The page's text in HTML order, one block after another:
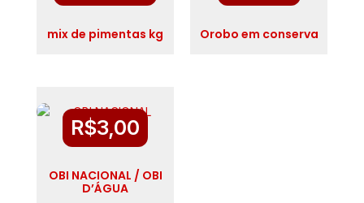
mix de pimentas kg Orobo em conserva
R$3,00
OBI NACIONAL / OBI
D’ÁGUA